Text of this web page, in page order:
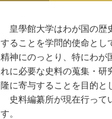
皇學館大学はわが国の歴
することを学問的使命とし
精神にのっとり、特にわが
れに必要な史料の蒐集・研
隆に寄与することを目的と
史料編纂所が現在行って
す。